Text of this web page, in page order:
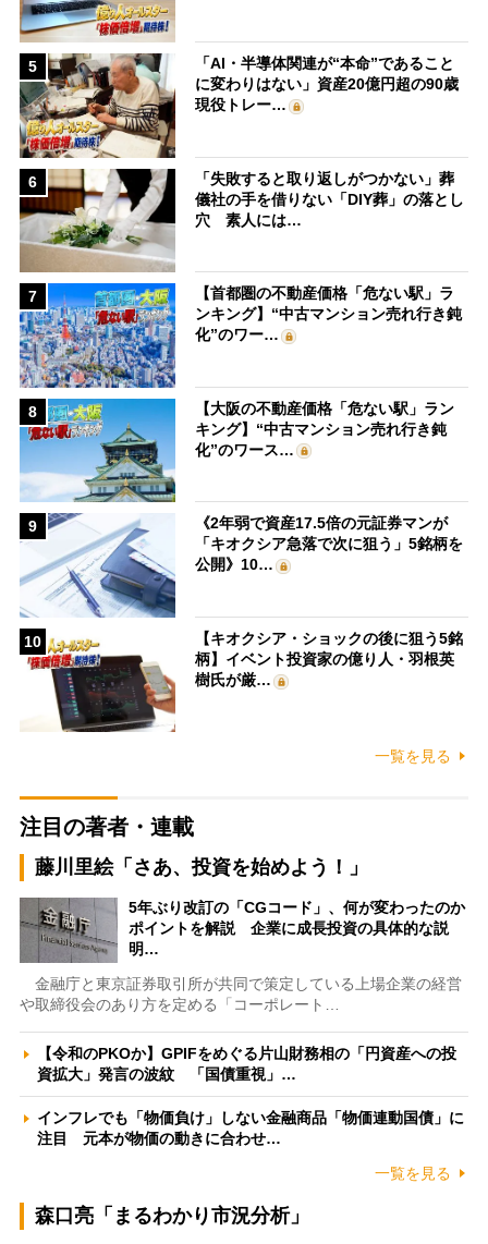
5
「AI・半導体関連が“本命”であること
に変わりはない」資産20億円超の90歳
現役トレー…
6
「失敗すると取り返しがつかない」葬
儀社の手を借りない「DIY葬」の落とし
穴 素人には…
7
【首都圏の不動産価格「危ない駅」ラ
ンキング】“中古マンション売れ行き鈍
化”のワー…
8
【大阪の不動産価格「危ない駅」ラン
キング】“中古マンション売れ行き鈍
化”のワース…
9
《2年弱で資産17.5倍の元証券マンが
「キオクシア急落で次に狙う」5銘柄を
公開》10…
10
【キオクシア・ショックの後に狙う5銘
柄】イベント投資家の億り人・羽根英
樹氏が厳…
一覧を見る
注目の著者・連載
藤川里絵「さあ、投資を始めよう！」
5年ぶり改訂の「CGコード」、何が変わったのか
ポイントを解説 企業に成長投資の具体的な説
明…
金融庁と東京証券取引所が共同で策定している上場企業の経営
や取締役会のあり方を定める「コーポレート…
【令和のPKOか】GPIFをめぐる片山財務相の「円資産への投
資拡大」発言の波紋 「国債重視」…
インフレでも「物価負け」しない金融商品「物価連動国債」に
注目 元本が物価の動きに合わせ…
一覧を見る
森口亮「まるわかり市況分析」